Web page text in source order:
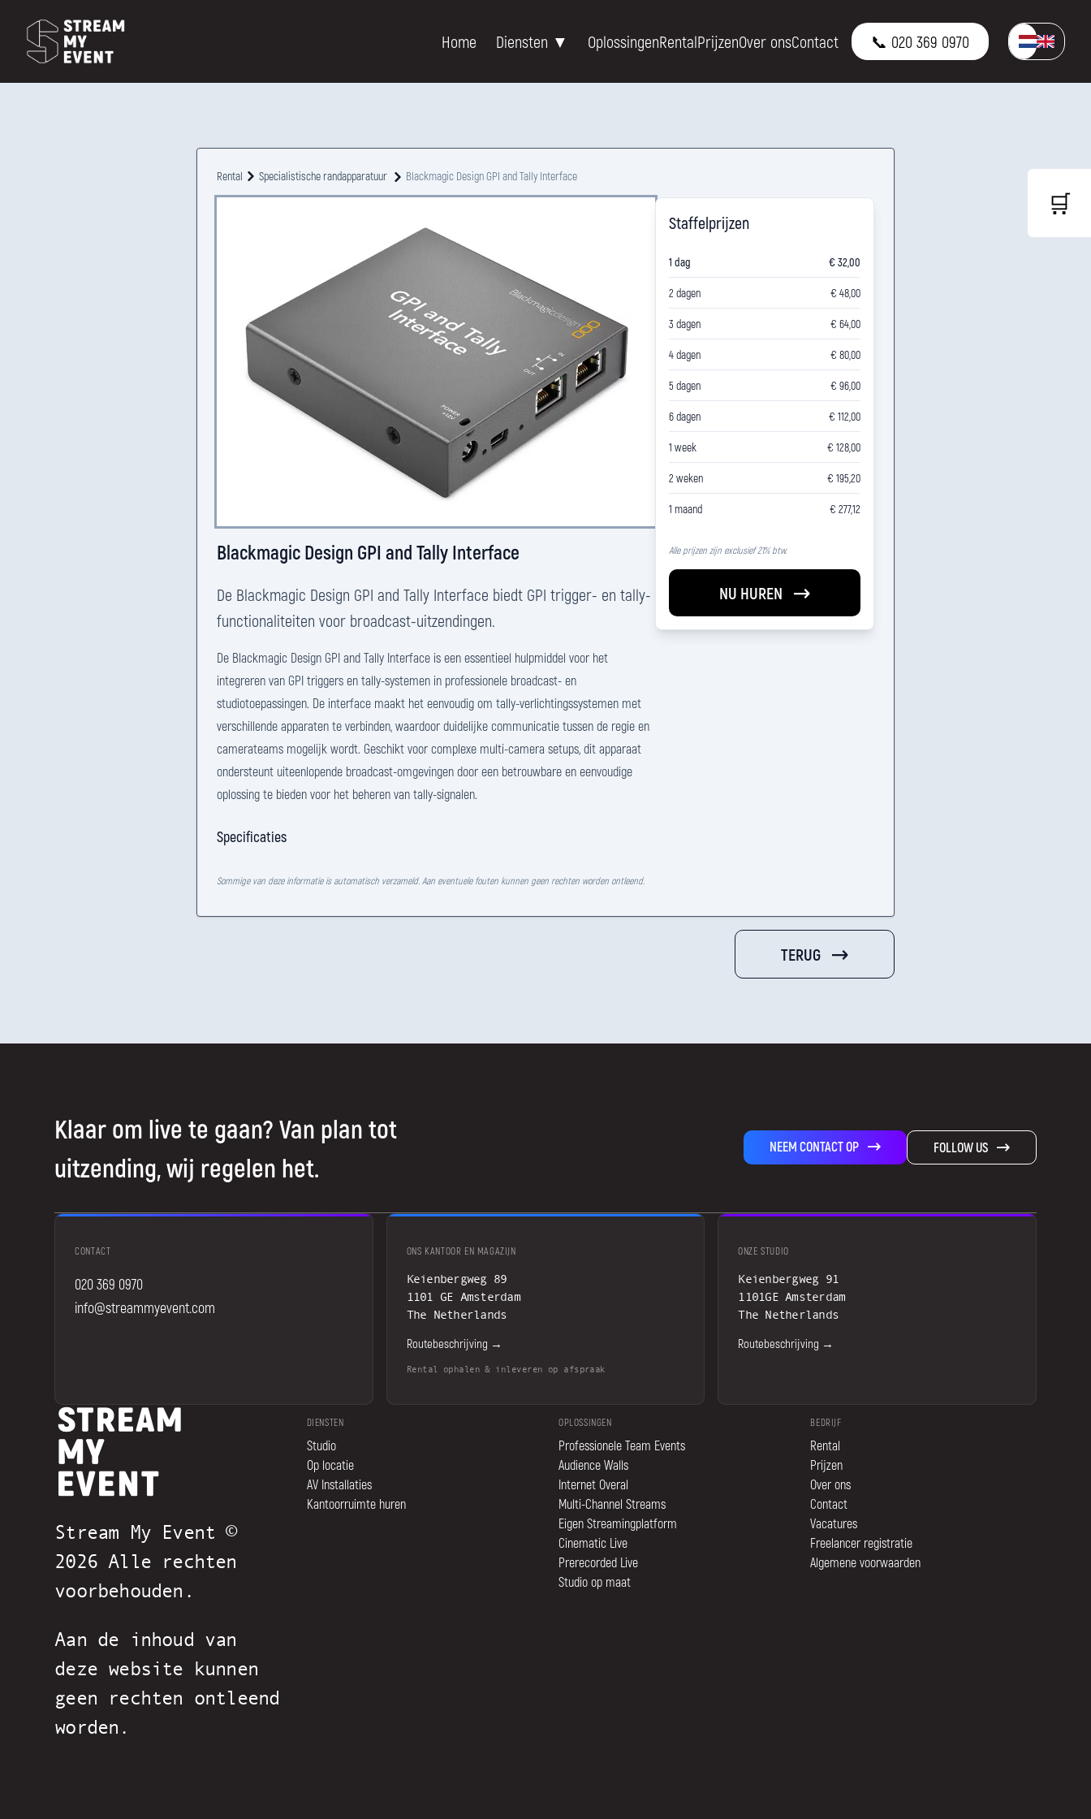
Home Diensten ▼ OplossingenRentalPrijzenOver onsContact 📞 020 369 0970
Rental Specialistische randapparatuur Blackmagic Design GPI and Tally Interface
Blackmagic Design GPI and Tally Interface
De Blackmagic Design GPI and Tally Interface biedt GPI trigger- en tally-
functionaliteiten voor broadcast-uitzendingen.
De Blackmagic Design GPI and Tally Interface is een essentieel hulpmiddel voor het
integreren van GPI triggers en tally-systemen in professionele broadcast- en
studiotoepassingen. De interface maakt het eenvoudig om tally-verlichtingssystemen met
verschillende apparaten te verbinden, waardoor duidelijke communicatie tussen de regie en
camerateams mogelijk wordt. Geschikt voor complexe multi-camera setups, dit apparaat
ondersteunt uiteenlopende broadcast-omgevingen door een betrouwbare en eenvoudige
oplossing te bieden voor het beheren van tally-signalen.
Specificaties
Sommige van deze informatie is automatisch verzameld. Aan eventuele fouten kunnen geen rechten worden ontleend.
Staffelprijzen
1 dag € 32,00
2 dagen € 48,00
3 dagen € 64,00
4 dagen € 80,00
5 dagen € 96,00
6 dagen € 112,00
1 week € 128,00
2 weken € 195,20
1 maand € 277,12
Alle prijzen zijn exclusief 21% btw.
NU HUREN
TERUG
🛒
Klaar om live te gaan? Van plan tot
uitzending, wij regelen het.
NEEM CONTACT OP FOLLOW US
CONTACT
020 369 0970
info@streammyevent.com
ONS KANTOOR EN MAGAZIJN
Keienbergweg 89
1101 GE Amsterdam
The Netherlands
Routebeschrijving →
Rental ophalen & inleveren op afspraak
ONZE STUDIO
Keienbergweg 91
1101GE Amsterdam
The Netherlands
Routebeschrijving →
Stream My Event ©
2026 Alle rechten
voorbehouden.
Aan de inhoud van
deze website kunnen
geen rechten ontleend
worden.
DIENSTEN
Studio
Op locatie
AV Installaties
Kantoorruimte huren
OPLOSSINGEN
Professionele Team Events
Audience Walls
Internet Overal
Multi-Channel Streams
Eigen Streamingplatform
Cinematic Live
Prerecorded Live
Studio op maat
BEDRIJF
Rental
Prijzen
Over ons
Contact
Vacatures
Freelancer registratie
Algemene voorwaarden